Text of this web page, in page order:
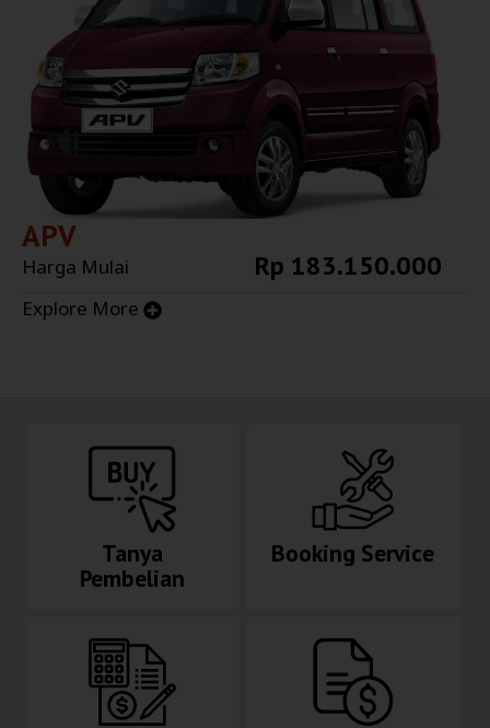
APV
Harga Mulai Rp 183.150.000
Explore More
Tanya
Pembelian
Booking Service